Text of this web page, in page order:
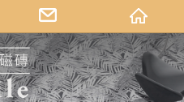
網站名稱